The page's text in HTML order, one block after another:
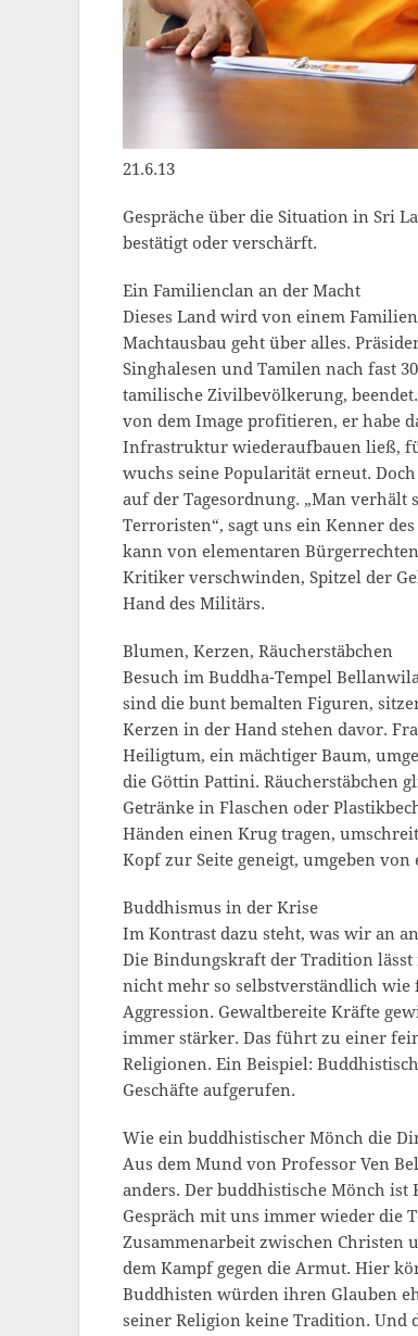
21.6.13
Gespräche über die Situation in Sri
bestätigt oder verschärft.
Ein Familienclan an der Macht
Dieses Land wird von einem
Machtausbau geht über alles.
Singhalesen und Tamilen nach fast
tamilische Zivilbevölkerung,
von dem Image profitieren, er habe
Infrastruktur wiederaufbauen ließ,
wuchs seine Popularität erneut.
auf der Tagesordnung. „Man verhält
Terroristen“, sagt uns ein Kenner
kann von elementaren
Kritiker verschwinden, Spitzel der
Hand des Militärs.
Blumen, Kerzen, Räucherstäbchen
Besuch im Buddha-Tempel
sind die bunt bemalten Figuren,
Kerzen in der Hand stehen davor.
Heiligtum, ein mächtiger Baum,
die Göttin Pattini. Räucherstäbchen
Getränke in Flaschen oder
Händen einen Krug tragen,
Kopf zur Seite geneigt, umgeben
Buddhismus in der Krise
Im Kontrast dazu steht, was wir an
Die Bindungskraft der Tradition
nicht mehr so selbstverständlich
Aggression. Gewaltbereite Kräfte
immer stärker. Das führt zu einer
Religionen. Ein Beispiel:
Geschäfte aufgerufen.
Wie ein buddhistischer Mönch die
Aus dem Mund von Professor Ven
anders. Der buddhistische Mönch
Gespräch mit uns immer wieder die
Zusammenarbeit zwischen Christen
dem Kampf gegen die Armut. Hier
Buddhisten würden ihren Glauben
seiner Religion keine Tradition. Und